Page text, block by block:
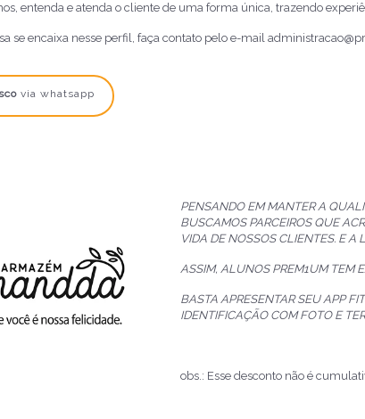
entenda e atenda o cliente de uma forma única, trazendo
se encaixa nesse perfil, faça contato pelo e-mail
via whatsapp
PENSANDO EM MANTER A
BUSCAMOS PARCEIROS QUE
VIDA DE NOSSOS CLIENTES. E
ASSIM, ALUNOS PREM1UM TEM
BASTA APRESENTAR SEU APP
IDENTIFICAÇÃO COM FOTO E
obs.: Esse desconto não é